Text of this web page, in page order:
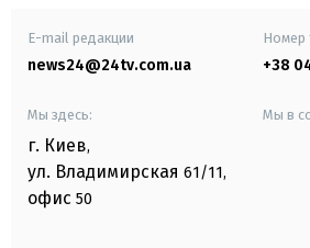
E-mail редакции
news24@24tv.com.ua
Номер
+38
Мы здесь:
г. Киев,
ул. Владимирская 61/11,
офис 50
Мы в